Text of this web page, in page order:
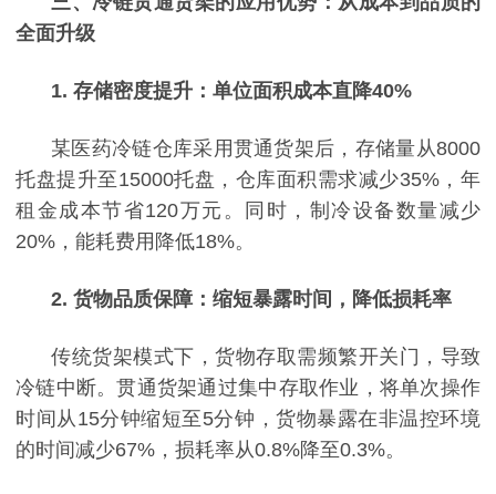
全面升级
1. 存储密度提升：单位面积成本直降40%
某医药冷链仓库采用贯通货架后，存储量从8000
托盘提升至15000托盘，仓库面积需求减少35%，年
租金成本节省120万元。同时，制冷设备数量减少
20%，能耗费用降低18%。
2. 货物品质保障：缩短暴露时间，降低损耗率
传统货架模式下，货物存取需频繁开关门，导致
冷链中断。贯通货架通过集中存取作业，将单次操作
时间从15分钟缩短至5分钟，货物暴露在非温控环境
的时间减少67%，损耗率从0.8%降至0.3%。